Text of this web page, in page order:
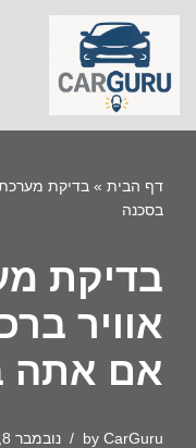
Skip
to
content
דף הבית » בדיקת
בסכנה
בדיקת
אוויר
אם אתה
by CarGuru נובמבר 8, 2025